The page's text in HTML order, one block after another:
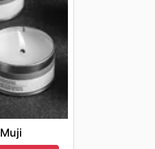
Muji